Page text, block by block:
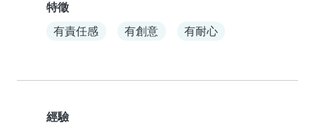
特徵
有責任感
有創意 有耐心
經驗